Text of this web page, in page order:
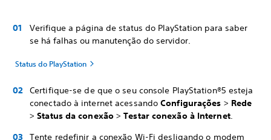
Verifique a página de status do PlayStation para saber
se há falhas ou manutenção do servidor.
Status do PlayStation
Certifique-se de que o seu console PlayStation®5 esteja
conectado à internet acessandoConfigurações > Rede
>Status da conexão>Testar conexão à Internet.
Tente redefinir a conexão Wi-Fi desligando o modem